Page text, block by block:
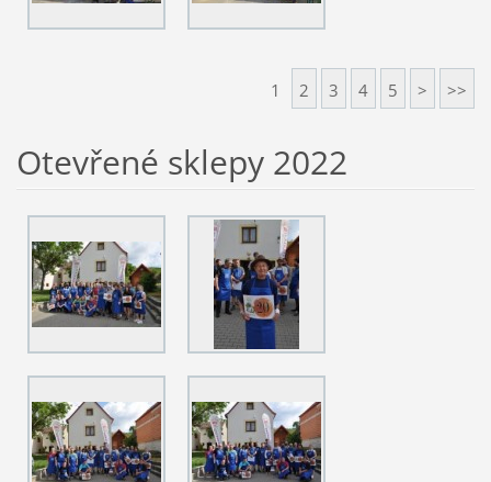
1 2 3 4 5 > >>
Otevřené sklepy 2022